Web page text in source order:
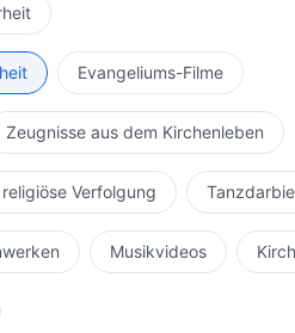
Evangeliums-Filme
Zeugnisse aus dem Kirchenleben
Verfolgung
Musikvideos